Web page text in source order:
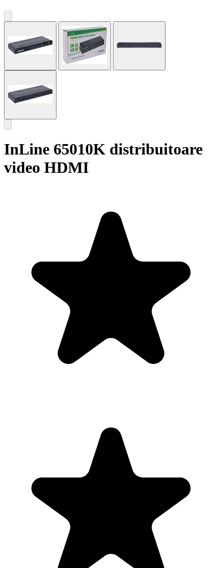
InLine 65010K distribuitoare
video HDMI